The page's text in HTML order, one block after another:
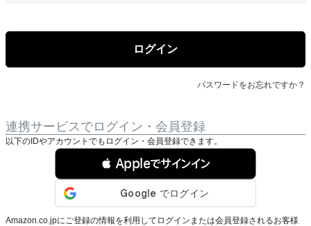
ログイン
パスワードをお忘れですか？
連携サービスでログイン・会員登録
以下のIDやアカウントでもログイン・会員登録できます。
 Appleでサインイン
Amazon.co.jpにご登録の情報を利用してログインまたは会員登録されるお客様